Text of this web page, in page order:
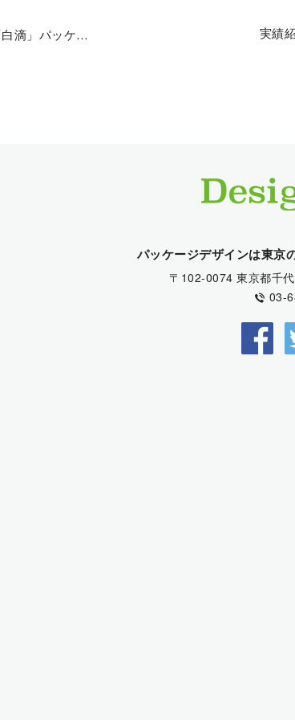
肌研-ハダラボ「白滴」パッケージデザイン 実績
パッケージデザインは東京
〒102-0074 東京都千
03-